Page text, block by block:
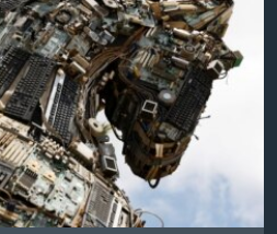
ژیان لە فەرهەنگدا
Learning English
FOLLOW US